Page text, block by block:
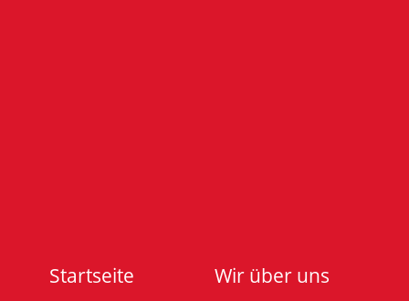
Startseite
Wir über uns